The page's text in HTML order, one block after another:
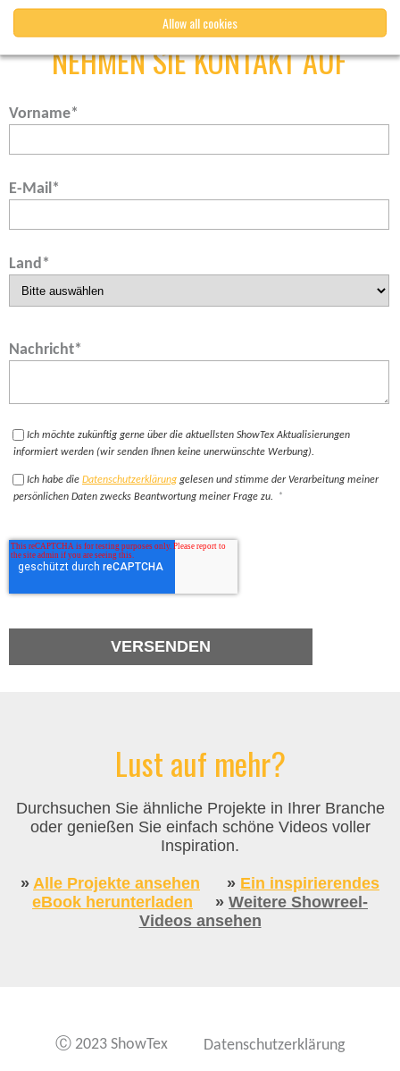
Allow all cookies
LASSEN SIE UNS REDEN &
NEHMEN SIE KONTAKT AUF
Vorname*
E-Mail*
Land*
Nachricht*
Ich möchte zukünftig gerne über die aktuellsten ShowTex Aktualisierungen
informiert werden (wir senden Ihnen keine unerwünschte Werbung).
Ich habe die Datenschutzerklärung gelesen und stimme der Verarbeitung meiner
persönlichen Daten zwecks Beantwortung meiner Frage zu.
*
Lust auf mehr?
Durchsuchen Sie ähnliche Projekte in Ihrer Branche
oder genießen Sie einfach schöne Videos voller
Inspiration.
» Alle Projekte ansehen » Ein inspirierendes
eBook herunterladen
» Weitere Showreel-
Videos ansehen
Ⓒ 2023 ShowTex Datenschutzerklärung